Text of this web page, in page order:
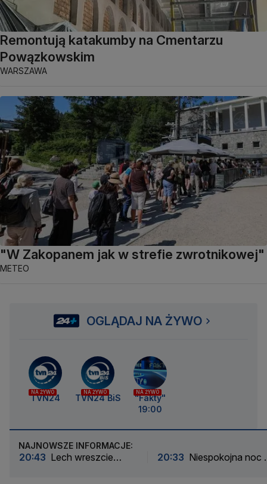
Remontują katakumby na Cmentarzu
Powązkowskim
WARSZAWA
"W Zakopanem jak w strefie zwrotnikowej"
METEO
OGLĄDAJ NA ŻYWO
NA ŻYWO
TVN24
NA ŻYWO
TVN24 BiS
NA ŻYWO
"Fakty"
19:00
NAJNOWSZE INFORMACJE:
20:43 Lech wreszcie
20:33 Niespokojna noc